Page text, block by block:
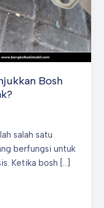
Bosh
salah satu
berfungsi untuk
Ketika bosh […]